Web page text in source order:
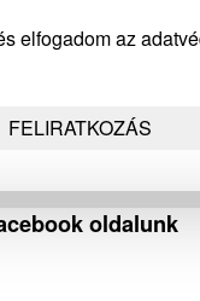
elfogadom az
oldalunk